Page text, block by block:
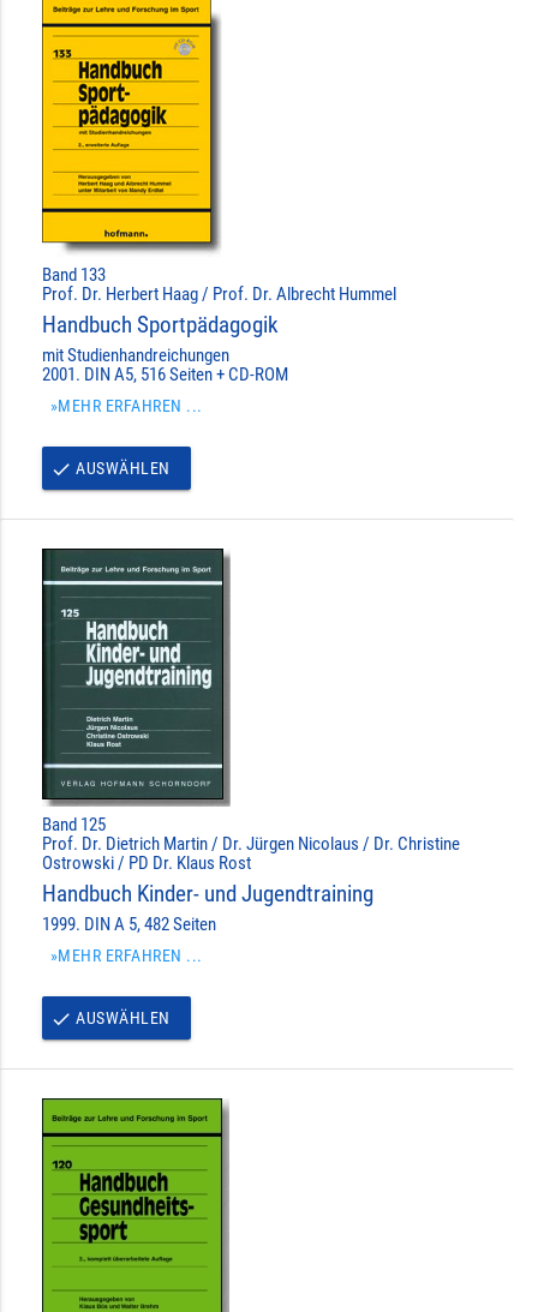
Band 133
Prof. Dr. Herbert Haag / Prof. Dr. Albrecht Hummel
Handbuch Sportpädagogik
mit Studienhandreichungen
2001. DIN A5, 516 Seiten + CD-ROM
»MEHR ERFAHREN ...
done AUSWÄHLEN
Band 125
Prof. Dr. Dietrich Martin / Dr. Jürgen Nicolaus / Dr. Christine
Ostrowski / PD Dr. Klaus Rost
Handbuch Kinder- und Jugendtraining
1999. DIN A 5, 482 Seiten
»MEHR ERFAHREN ...
done AUSWÄHLEN